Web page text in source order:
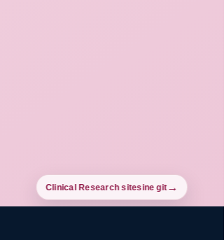
Clinical Research sitesine git